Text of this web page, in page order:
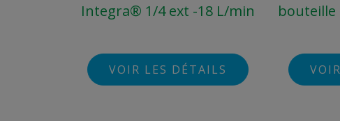
Integra® 1/4 ext -18 L/min
VOIR LES DÉTAILS